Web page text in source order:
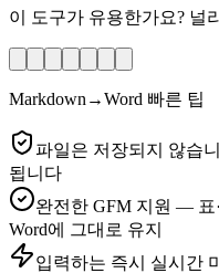
이 도구가 유용한가요? 널
Markdown→Word 빠른 팁
파일은 저장되지 않습
됩니다
완전한 GFM 지원 — 표
Word에 그대로 유지
입력하는 즉시 실시간